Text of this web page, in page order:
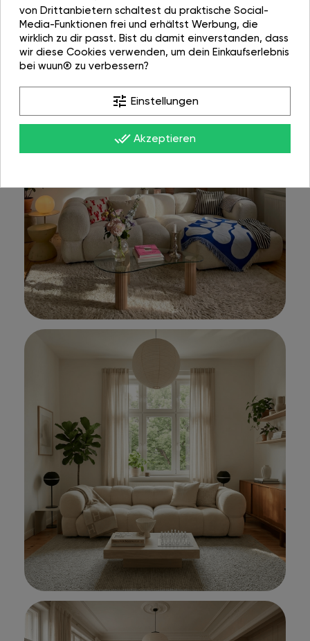
von Drittanbietern schaltest du praktische Social-
Media-Funktionen frei und erhältst Werbung, die
wirklich zu dir passt. Bist du damit einverstanden, dass
wir diese Cookies verwenden, um dein Einkaufserlebnis
bei wuun® zu verbessern?
tune Einstellungen
done_all Akzeptieren